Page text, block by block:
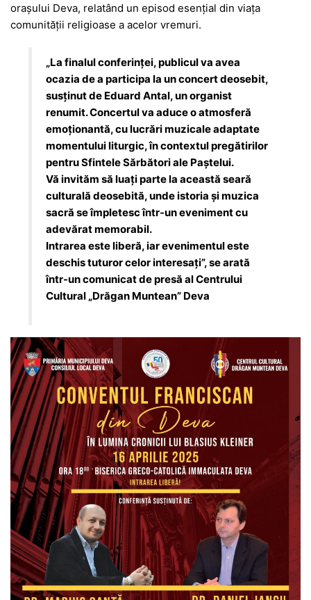
orașului Deva, relatând un episod esențial din viața
comunității religioase a acelor vremuri.
„La finalul conferinței, publicul va avea
ocazia de a participa la un concert deosebit,
susținut de Eduard Antal, un organist
renumit. Concertul va aduce o atmosferă
emoționantă, cu lucrări muzicale adaptate
momentului liturgic, în contextul pregătirilor
pentru Sfintele Sărbători ale Paștelui.
Vă invităm să luați parte la această seară
culturală deosebită, unde istoria și muzica
sacră se împletesc într-un eveniment cu
adevărat memorabil.
Intrarea este liberă, iar evenimentul este
deschis tuturor celor interesați”, se arată
într-un comunicat de presă al Centrului
Cultural „Drăgan Muntean” Deva